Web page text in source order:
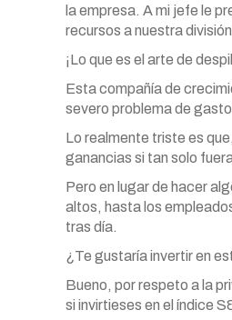
la empresa. A mi jefe le
recursos a nuestra
¡Lo que es el arte de
Esta compañía de
severo problema de
Lo realmente triste es
ganancias si tan solo
Pero en lugar de hacer
altos, hasta los
tras día.
¿Te gustaría invertir en
Bueno, por respeto a la
si invirtieses en el índice